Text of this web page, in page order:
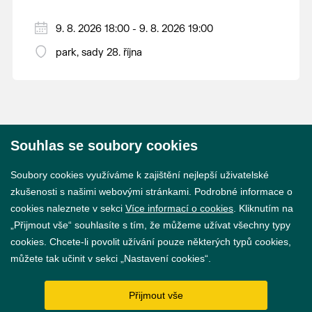
9. 8. 2026 18:00 - 9. 8. 2026 19:00
park, sady 28. října
GDPR
Nastavení cookies
Souhlas se soubory cookies
Soubory cookies využíváme k zajištění nejlepší uživatelské
zkušenosti s našimi webovými stránkami. Podrobné informace o
cookies naleznete v sekci Více informací o cookies . Kliknutím na
„Přijmout vše“ souhlasíte s tím, že můžeme užívat všechny typy
cookies. Chcete-li povolit užívání pouze některých typů cookies,
můžete tak učinit v sekci „Nastavení cookies“.
Přijmout vše